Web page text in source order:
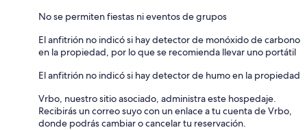
No se permiten fiestas ni eventos de grupos
El anfitrión no indicó si hay detector de monóxido de carbono
en la propiedad, por lo que se recomienda llevar uno portátil
El anfitrión no indicó si hay detector de humo en la propiedad
Vrbo, nuestro sitio asociado, administra este hospedaje.
Recibirás un correo suyo con un enlace a tu cuenta de Vrbo,
donde podrás cambiar o cancelar tu reservación.